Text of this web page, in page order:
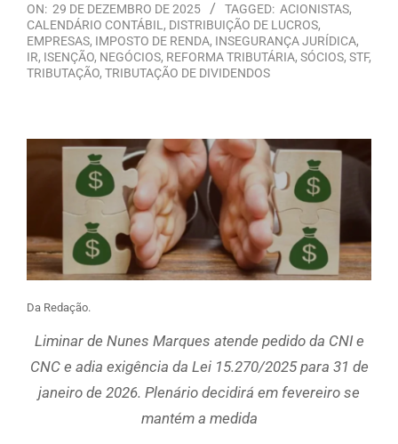
ON: 29 DE DEZEMBRO DE 2025 TAGGED: ACIONISTAS,
CALENDÁRIO CONTÁBIL , DISTRIBUIÇÃO DE LUCROS,
EMPRESAS, IMPOSTO DE RENDA, INSEGURANÇA JURÍDICA,
IR, ISENÇÃO, NEGÓCIOS, REFORMA TRIBUTÁRIA, SÓCIOS, STF,
TRIBUTAÇÃO, TRIBUTAÇÃO DE DIVIDENDOS
Da Redação.
Liminar de Nunes Marques atende pedido da CNI e
CNC e adia exigência da Lei 15.270/2025 para 31 de
janeiro de 2026. Plenário decidirá em fevereiro se
mantém a medida